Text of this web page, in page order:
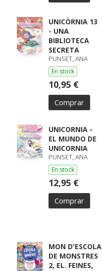
UNICÒRNIA 13
- UNA
BIBLIOTECA
SECRETA
PUNSET, ANA
En stock
10,95 €
Comprar
UNICORNIA -
EL MUNDO DE
UNICORNIA
PUNSET, ANA
En stock
12,95 €
Comprar
MON D'ESCOLA
DE MONSTRES
2, EL. FEINES,